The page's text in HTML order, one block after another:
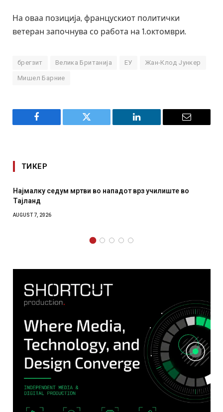
На оваа позиција, францускиот политички
ветеран започнува со работа на 1.октомври.
брегзит Велика Британија ЕУ Жан-Клод Јункер
Мишел Барние
Facebook Twitter LinkedIn Email
ТИКЕР
нападот врз училиште во
СОЗИС: Украинците